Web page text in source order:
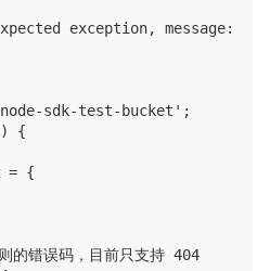
exception, message: ',
sdk-test-bucket';
{
= {
的错误码，目前只支持 404